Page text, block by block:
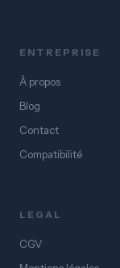
ENTREPRISE
À propos
Blog
Contact
Compatibilité
LEGAL
CGV